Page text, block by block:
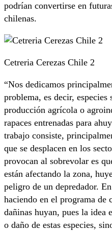
podrían convertirse en
chilenas.
Cetreria Cerezas Chile 2
“Nos dedicamos
problema, es decir, especies
producción agrícola o
rapaces entrenadas para
trabajo consiste,
que se desplacen en los
provocan al sobrevolar es
están afectando la zona,
peligro de un depredador.
haciendo en el programa de
dañinas huyan, pues la idea
o daño de estas especies,